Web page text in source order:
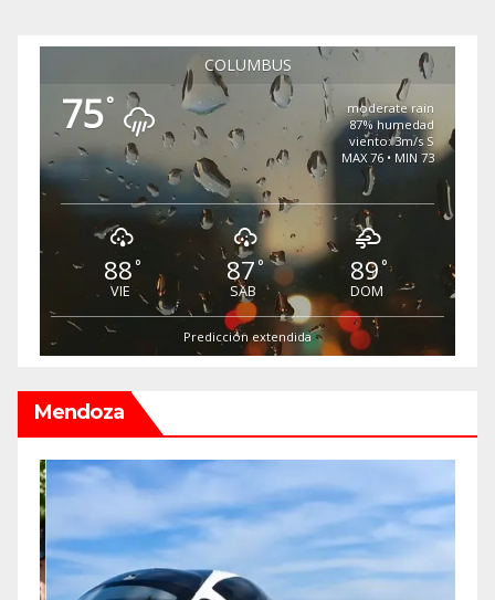
COLUMBUS
75°
moderate rain
87% humedad
viento: 3m/s S
MAX 76 • MIN 73
88°
VIE
87°
SAB
89°
DOM
Predicción extendida
Mendoza